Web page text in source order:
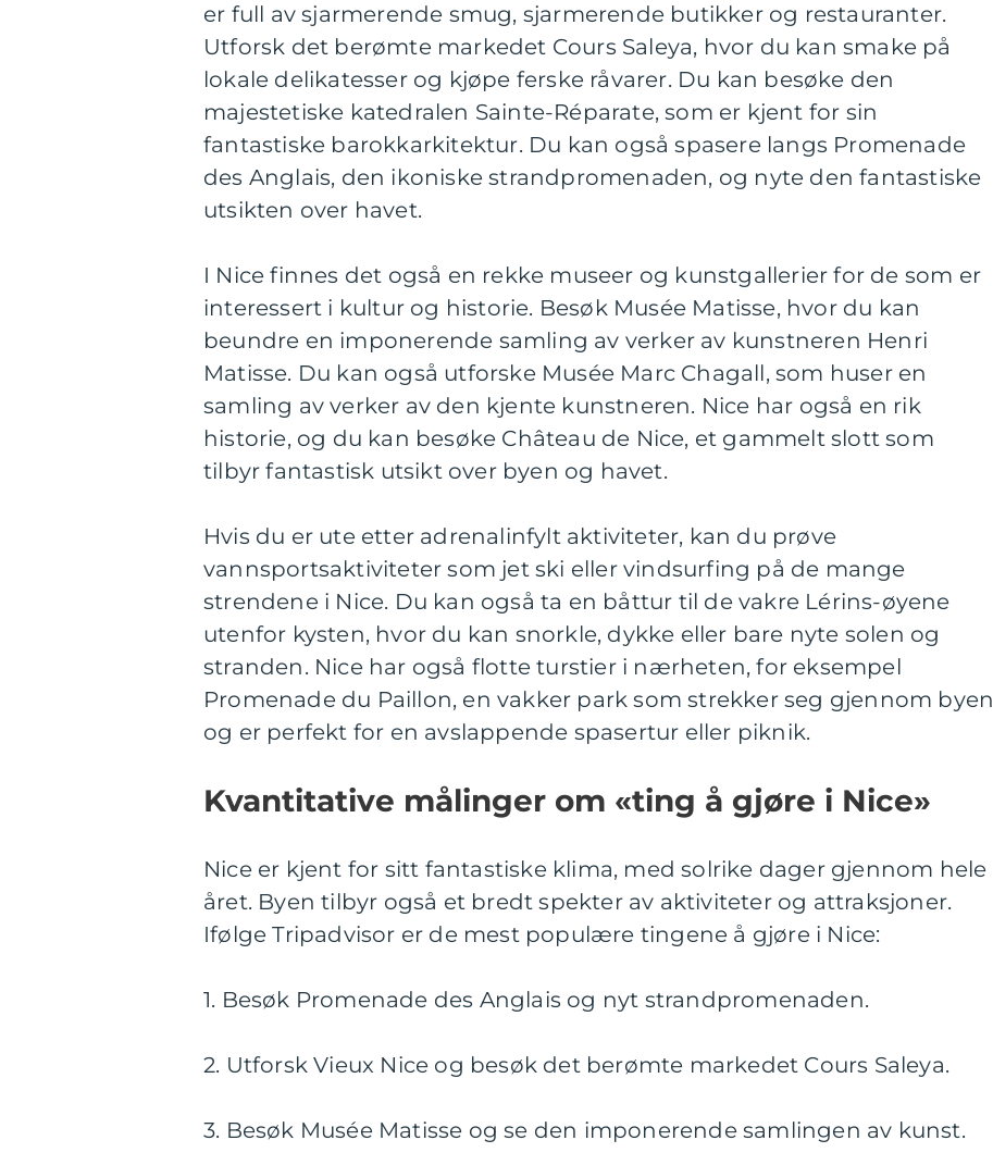
er full av sjarmerende smug, sjarmerende butikker og restauranter.
Utforsk det berømte markedet Cours Saleya, hvor du kan smake på
lokale delikatesser og kjøpe ferske råvarer. Du kan besøke den
majestetiske katedralen Sainte-Réparate, som er kjent for sin
fantastiske barokkarkitektur. Du kan også spasere langs Promenade
des Anglais, den ikoniske strandpromenaden, og nyte den fantastiske
utsikten over havet.
I Nice finnes det også en rekke museer og kunstgallerier for de som er
interessert i kultur og historie. Besøk Musée Matisse, hvor du kan
beundre en imponerende samling av verker av kunstneren Henri
Matisse. Du kan også utforske Musée Marc Chagall, som huser en
samling av verker av den kjente kunstneren. Nice har også en rik
historie, og du kan besøke Château de Nice, et gammelt slott som
tilbyr fantastisk utsikt over byen og havet.
Hvis du er ute etter adrenalinfylt aktiviteter, kan du prøve
vannsportsaktiviteter som jet ski eller vindsurfing på de mange
strendene i Nice. Du kan også ta en båttur til de vakre Lérins-øyene
utenfor kysten, hvor du kan snorkle, dykke eller bare nyte solen og
stranden. Nice har også flotte turstier i nærheten, for eksempel
Promenade du Paillon, en vakker park som strekker seg gjennom byen
og er perfekt for en avslappende spasertur eller piknik.
Kvantitative målinger om «ting å gjøre i Nice»
Nice er kjent for sitt fantastiske klima, med solrike dager gjennom hele
året. Byen tilbyr også et bredt spekter av aktiviteter og attraksjoner.
Ifølge Tripadvisor er de mest populære tingene å gjøre i Nice:
1. Besøk Promenade des Anglais og nyt strandpromenaden.
2. Utforsk Vieux Nice og besøk det berømte markedet Cours Saleya.
3. Besøk Musée Matisse og se den imponerende samlingen av kunst.